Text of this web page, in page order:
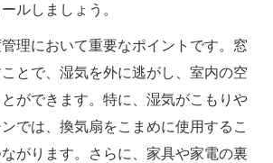
ルしましょう。
理において重要なポイントです。窓
とで、湿気を外に逃がし、室内の空
ができます。特に、湿気がこもりや
では、換気扇をこまめに使用するこ
がります。さらに、家具や家電の裏